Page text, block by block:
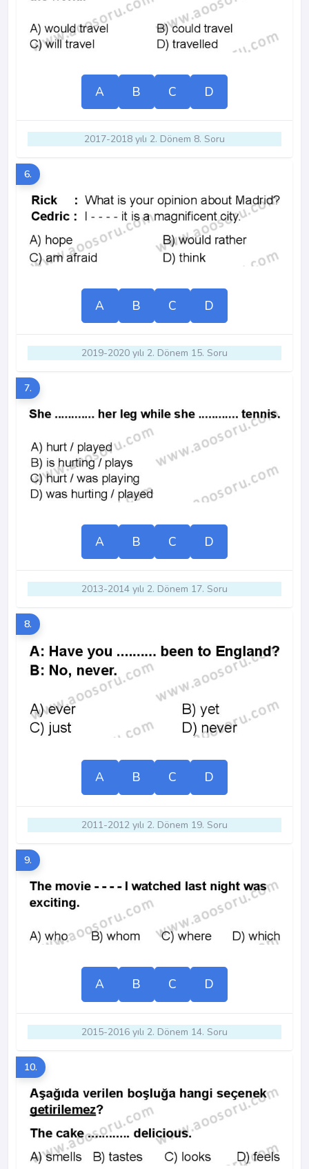
A B C D
2017-2018 yılı 2. Dönem 8. Soru
6.
A B C D
2019-2020 yılı 2. Dönem 15. Soru
7.
A B C D
2013-2014 yılı 2. Dönem 17. Soru
8.
A B C D
2011-2012 yılı 2. Dönem 19. Soru
9.
A B C D
2015-2016 yılı 2. Dönem 14. Soru
10.